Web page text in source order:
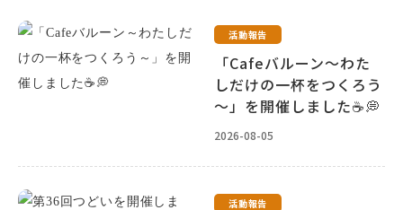
活動報告
「Cafeバルーン～わた
しだけの一杯をつくろう
～」を開催しました☕💭
2026-08-05
活動報告